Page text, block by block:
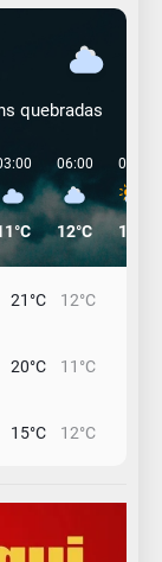
quebradas
06:00
12°C
09:00
14°C
21°C 12°C
20°C 11°C
15°C 12°C
14°C 10°C